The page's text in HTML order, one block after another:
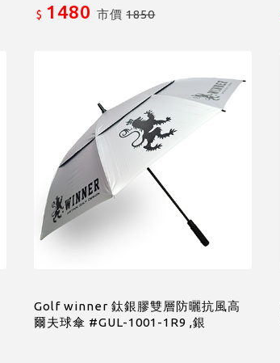
$ 1480 市價1850
Golf winner 鈦銀膠雙層防曬抗風高
爾夫球傘 #GUL-1001-1R9 ,銀